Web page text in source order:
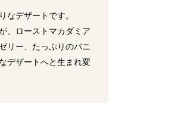
なデザートです。
、ローストマカダミア
リー、たっぷりのバニ
デザートへと生まれ変